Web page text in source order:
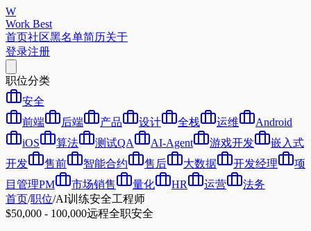
W
Work Best
首页社区黑名单简历关于
登录注册
职位分类
安全
前端
后端 产品 设计 全栈 运维
Android
iOS
算法 测试QA AI-Agent 游戏开发
嵌入式
开发
售前 智能合约 售后 大数据 开发经理
项
目管理PM
市场销售 量化 HR 运营
法务
首页/职位/AI训练安全工程师
$50,000 - 100,000远程全职安全